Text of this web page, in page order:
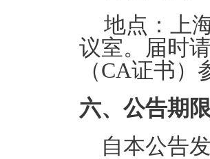
地点：
上
议室。届时
（CA证书）
六、公告期限
自本公告